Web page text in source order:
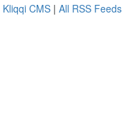
Kliqqi CMS | All RSS Feeds